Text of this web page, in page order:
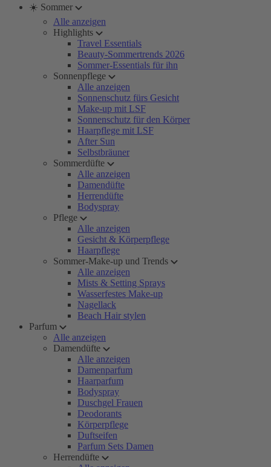
☀️ Sommer
Alle anzeigen
Highlights
Travel Essentials
Beauty-Sommertrends 2026
Sommer-Essentials für ihn
Sonnenpflege
Alle anzeigen
Sonnenschutz fürs Gesicht
Make-up mit LSF
Sonnenschutz für den Körper
Haarpflege mit LSF
After Sun
Selbstbräuner
Sommerdüfte
Alle anzeigen
Damendüfte
Herrendüfte
Bodyspray
Pflege
Alle anzeigen
Gesicht & Körperpflege
Haarpflege
Sommer-Make-up und Trends
Alle anzeigen
Mists & Setting Sprays
Wasserfestes Make-up
Nagellack
Beach Hair stylen
Parfum
Alle anzeigen
Damendüfte
Alle anzeigen
Damenparfum
Haarparfum
Bodyspray
Duschgel Frauen
Deodorants
Körperpflege
Duftseifen
Parfum Sets Damen
Herrendüfte